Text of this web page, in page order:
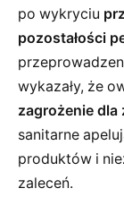
po wykryciu
pozostałości
wykazały, że
zagrożenie
sanitarne
produktów i
zaleceń.